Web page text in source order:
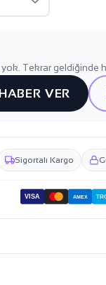
yok. Tekrar
VER
Sigortalı Kargo
VISA AMEX